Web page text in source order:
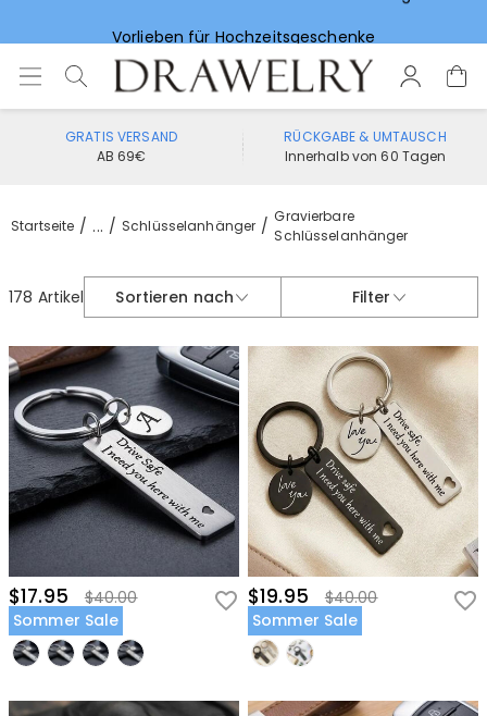
GRATIS VERSAND
AB 69€
RÜCKGABE & UMTAUSCH
Innerhalb von 60 Tagen
Startseite ... Schlüsselanhänger
Gravierbare
Schlüsselanhänger
178 Artikel Sortieren nach Filter
$17.95
$40.00
Sommer Sale
$19.95
$40.00
Sommer Sale